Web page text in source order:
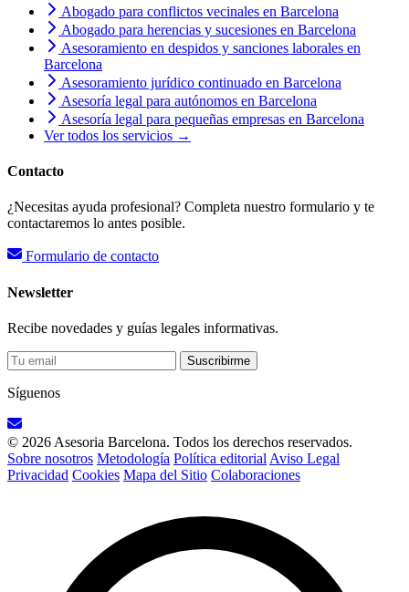
Abogado para conflictos vecinales en Barcelona
Abogado para herencias y sucesiones en Barcelona
Asesoramiento en despidos y sanciones laborales en
Barcelona
Asesoramiento jurídico continuado en Barcelona
Asesoría legal para autónomos en Barcelona
Asesoría legal para pequeñas empresas en Barcelona
Ver todos los servicios →
Contacto
¿Necesitas ayuda profesional? Completa nuestro formulario y te
contactaremos lo antes posible.
Formulario de contacto
Newsletter
Recibe novedades y guías legales informativas.
Suscribirme
Síguenos
© 2026 Asesoria Barcelona. Todos los derechos reservados.
Sobre nosotros Metodología Política editorial Aviso Legal
Privacidad Cookies Mapa del Sitio Colaboraciones